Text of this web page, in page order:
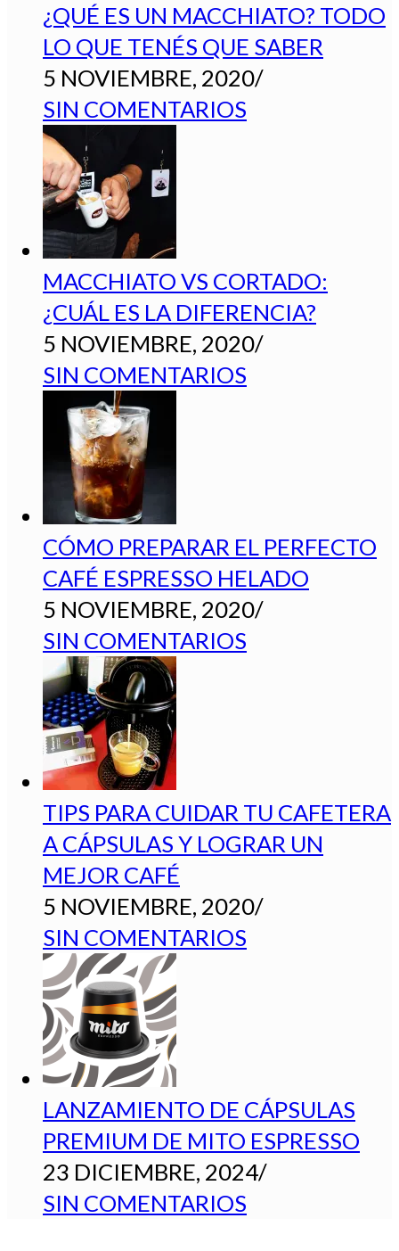
¿QUÉ ES UN MACCHIATO? TODO
LO QUE TENÉS QUE SABER
5 NOVIEMBRE, 2020/
SIN COMENTARIOS
MACCHIATO VS CORTADO:
¿CUÁL ES LA DIFERENCIA?
5 NOVIEMBRE, 2020/
SIN COMENTARIOS
CÓMO PREPARAR EL PERFECTO
CAFÉ ESPRESSO HELADO
5 NOVIEMBRE, 2020/
SIN COMENTARIOS
TIPS PARA CUIDAR TU CAFETERA
A CÁPSULAS Y LOGRAR UN
MEJOR CAFÉ
5 NOVIEMBRE, 2020/
SIN COMENTARIOS
LANZAMIENTO DE CÁPSULAS
PREMIUM DE MITO ESPRESSO
23 DICIEMBRE, 2024/
SIN COMENTARIOS